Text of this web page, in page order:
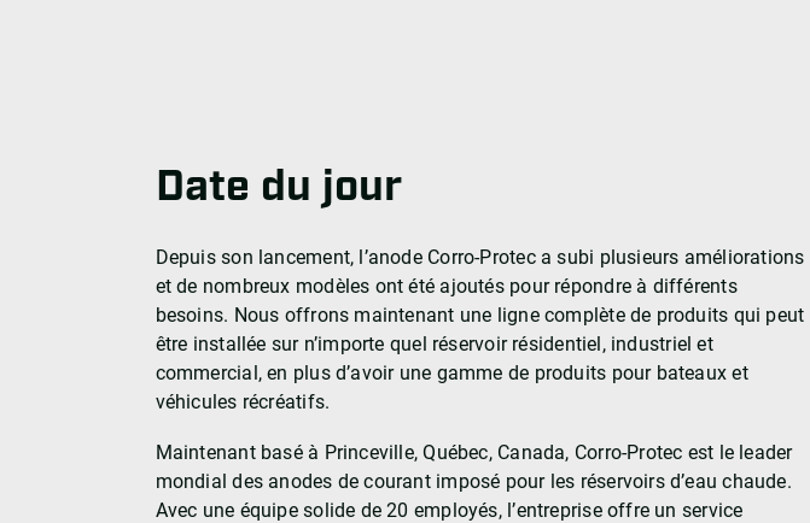
Date du jour
Depuis son lancement, l’anode Corro-Protec a subi plusieurs améliorations
et de nombreux modèles ont été ajoutés pour répondre à différents
besoins. Nous offrons maintenant une ligne complète de produits qui peut
être installée sur n’importe quel réservoir résidentiel, industriel et
commercial, en plus d’avoir une gamme de produits pour bateaux et
véhicules récréatifs.
Maintenant basé à Princeville, Québec, Canada, Corro-Protec est le leader
mondial des anodes de courant imposé pour les réservoirs d’eau chaude.
Avec une équipe solide de 20 employés, l’entreprise offre un service